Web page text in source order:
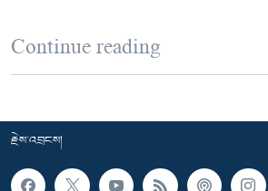
Continue reading
རྗེས་འབྲངས།